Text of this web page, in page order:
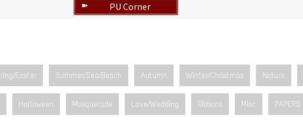
➽ PU Corner
Easter Summer/Sea/Beach Autumn Winter/Christmas Nature
Halloween Masquerade Love/Wedding Ribbons Misc PAPERS